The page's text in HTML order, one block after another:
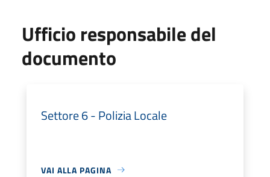
Ufficio responsabile del
documento
Settore 6 - Polizia Locale
VAI ALLA PAGINA